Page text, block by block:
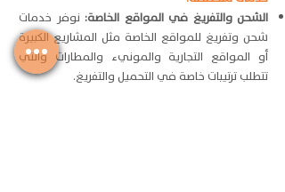
الشحن والتفريغ في المواقع الخاصة: نوفر خدمات
شحن وتفريغ للمواقع الخاصة مثل المشاريع الكبيرة
أو المواقع التجارية والمونيء والمطارات والتي
تتطلب ترتيبات خاصة في التحميل والتفريغ.